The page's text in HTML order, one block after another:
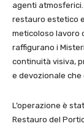
agenti
restauro estetico
meticoloso lavoro
raffigurano i
continuità visiva,
e devozionale che
L’operazione è
Restauro del